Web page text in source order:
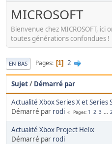
MICROSOFT
Bienvenue chez MICROSOFT, ici
toutes générations confondues !
EN BAS Pages 1 2
Sujet/ Démarré par
Actualité Xbox Series X et Series
Démarré par rodi Pages 1 2 3 ...
Actualité Xbox Project Helix
Démarré par rodi